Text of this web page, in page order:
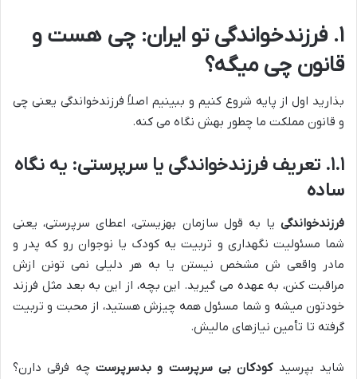
۱. فرزندخواندگی تو ایران: چی هست و
قانون چی میگه؟
بذارید اول از پایه شروع کنیم و ببینیم اصلاً فرزندخواندگی یعنی چی
و قانون مملکت ما چطور بهش نگاه می کنه.
۱.۱. تعریف فرزندخواندگی یا سرپرستی: یه نگاه
ساده
فرزندخواندگی یا به قول سازمان بهزیستی، اعطای سرپرستی، یعنی
شما مسئولیت نگهداری و تربیت یه کودک یا نوجوان رو که پدر و
مادر واقعی ش مشخص نیستن یا به هر دلیلی نمی تونن ازش
مراقبت کنن، به عهده می گیرید. این بچه، از این به بعد مثل فرزند
خودتون میشه و شما مسئول همه چیزش هستید، از محبت و تربیت
گرفته تا تأمین نیازهای مالیش.
شاید بپرسیدکودکان بی سرپرست و بدسرپرست چه فرقی دارن؟